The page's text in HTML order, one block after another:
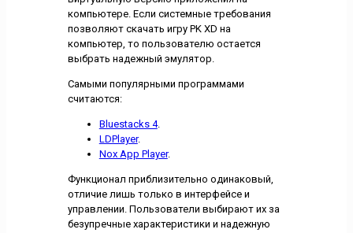
компьютере. Если системные требования
позволяют скачать игру PK XD на
компьютер, то пользователю остается
выбрать надежный эмулятор.
Самыми популярными программами
считаются:
Bluestacks 4.
LDPlayer.
Nox App Player.
Функционал приблизительно одинаковый,
отличие лишь только в интерфейсе и
управлении. Пользователи выбирают их за
безупречные характеристики и надежную